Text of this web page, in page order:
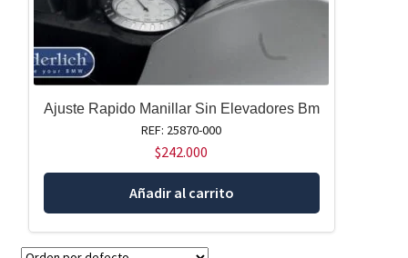
Ajuste Rapido Manillar Sin Elevadores Bm
REF: 25870-000
$242.000
Añadir al carrito